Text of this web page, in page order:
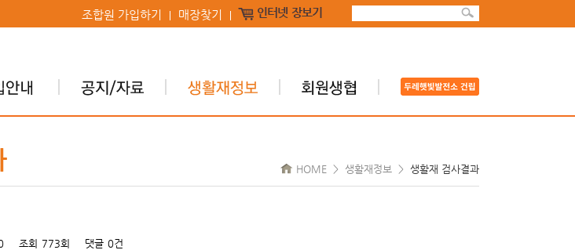
조합원 가입하기 매장찾기 인터넷 장보기
HOME > 생활재정보 > 생활재 검사결과
조회 773회 댓글 0건